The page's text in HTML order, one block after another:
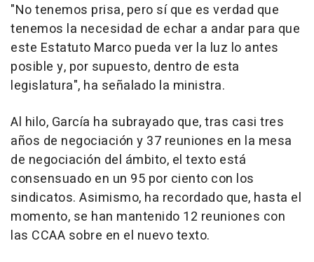
"No tenemos prisa, pero sí que es verdad que
tenemos la necesidad de echar a andar para que
este Estatuto Marco pueda ver la luz lo antes
posible y, por supuesto, dentro de esta
legislatura", ha señalado la ministra.
Al hilo, García ha subrayado que, tras casi tres
años de negociación y 37 reuniones en la mesa
de negociación del ámbito, el texto está
consensuado en un 95 por ciento con los
sindicatos. Asimismo, ha recordado que, hasta el
momento, se han mantenido 12 reuniones con
las CCAA sobre en el nuevo texto.